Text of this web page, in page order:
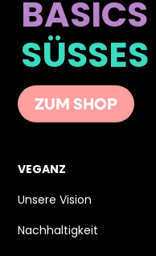
BASICS
SÜSSES
ZUM SHOP
VEGANZ
Unsere Vision
Nachhaltigkeit